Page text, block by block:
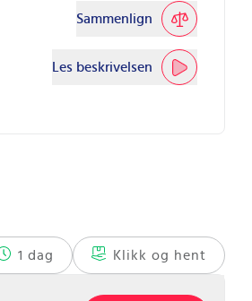
Sammenlign
Les beskrivelsen
1 dag Klikk og hent